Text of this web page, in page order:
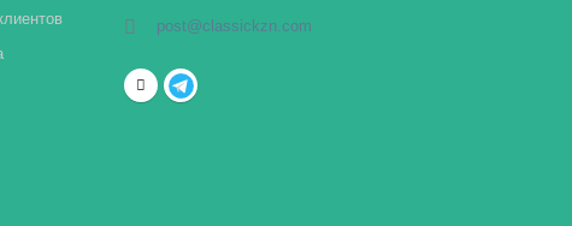
post@classickzn.com